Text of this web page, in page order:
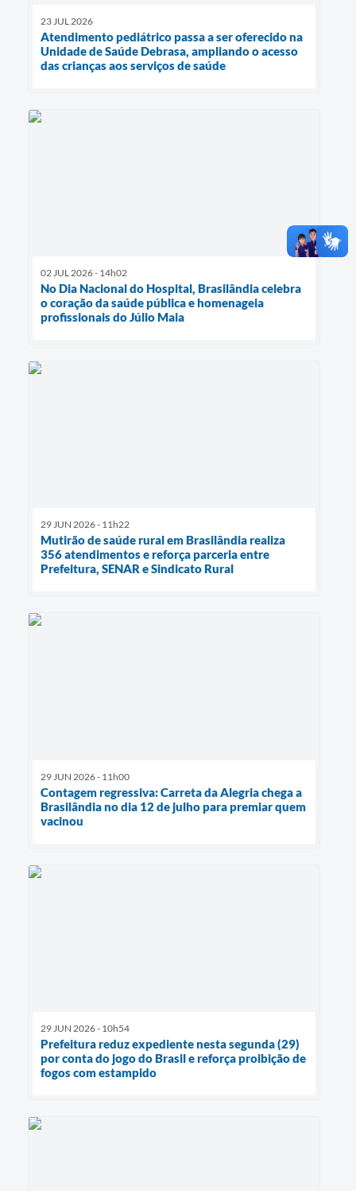
23 JUL 2026
Atendimento pediátrico passa a ser oferecido na
Unidade de Saúde Debrasa, ampliando o acesso
das crianças aos serviços de saúde
02 JUL 2026 - 14h02
No Dia Nacional do Hospital, Brasilândia celebra
o coração da saúde pública e homenageia
profissionais do Júlio Maia
29 JUN 2026 - 11h22
Mutirão de saúde rural em Brasilândia realiza
356 atendimentos e reforça parceria entre
Prefeitura, SENAR e Sindicato Rural
29 JUN 2026 - 11h00
Contagem regressiva: Carreta da Alegria chega a
Brasilândia no dia 12 de julho para premiar quem
vacinou
29 JUN 2026 - 10h54
Prefeitura reduz expediente nesta segunda (29)
por conta do jogo do Brasil e reforça proibição de
fogos com estampido